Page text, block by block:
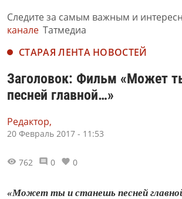
Следите за самым важным и
канале Татмедиа
СТАРАЯ ЛЕНТА НОВОСТЕЙ
Заголовок: Фильм «Может
песней главной…»
Редактор,
20 Февраль 2017 - 11:53
762 0 0
«Может ты и станешь песней